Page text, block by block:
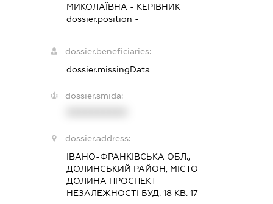
МИКОЛАЇВНА - КЕРІВНИК
dossier.position -
dossier.beneficiaries:
dossier.missingData
dossier.smida:
dossier.address:
ІВАНО-ФРАНКІВСЬКА ОБЛ.,
ДОЛИНСЬКИЙ РАЙОН, МІСТО
ДОЛИНА ПРОСПЕКТ
НЕЗАЛЕЖНОСТІ БУД. 18 КВ. 17